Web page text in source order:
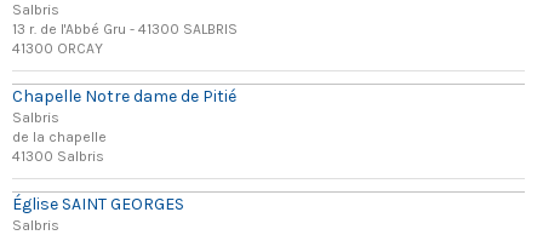
Salbris
13 r. de l'Abbé Gru - 41300 SALBRIS
41300 ORCAY
Chapelle Notre dame de Pitié
Salbris
de la chapelle
41300 Salbris
Église SAINT GEORGES
Salbris